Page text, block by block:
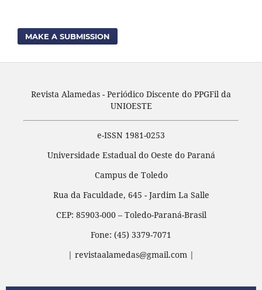
MAKE A SUBMISSION
Revista Alamedas - Periódico Discente do PPGFil da
UNIOESTE
e-ISSN 1981-0253
Universidade Estadual do Oeste do Paraná
Campus de Toledo
Rua da Faculdade, 645 - Jardim La Salle
CEP: 85903-000 – Toledo-Paraná-Brasil
Fone: (45) 3379-7071
| revistaalamedas@gmail.com |